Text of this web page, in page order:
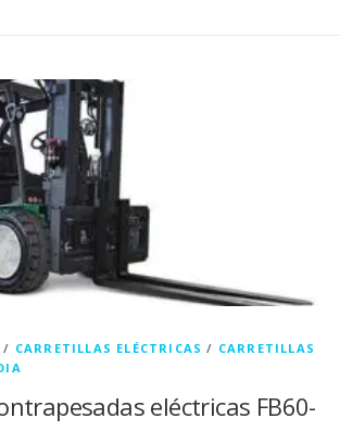
/ CARRETILLAS ELÉCTRICAS / CARRETILLAS
eléctricas FB60-